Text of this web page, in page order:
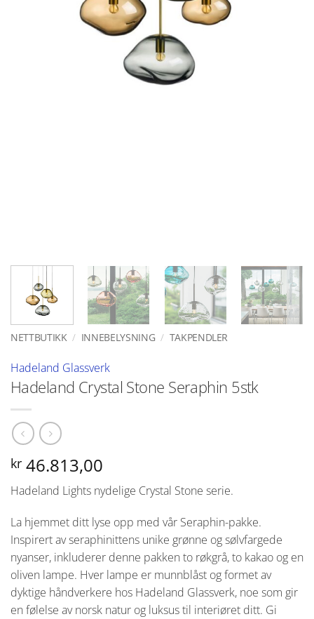
NETTBUTIKK / INNEBELYSNING / TAKPENDLER
Hadeland Glassverk
Hadeland Crystal Stone Seraphin 5stk
kr 46.813,00
Hadeland Lights nydelige Crystal Stone serie.
La hjemmet ditt lyse opp med vår Seraphin-pakke.
Inspirert av seraphinittens unike grønne og sølvfargede
nyanser, inkluderer denne pakken to røkgrå, to kakao og en
oliven lampe. Hver lampe er munnblåst og formet av
dyktige håndverkere hos Hadeland Glassverk, noe som gir
en følelse av norsk natur og luksus til interiøret ditt. Gi